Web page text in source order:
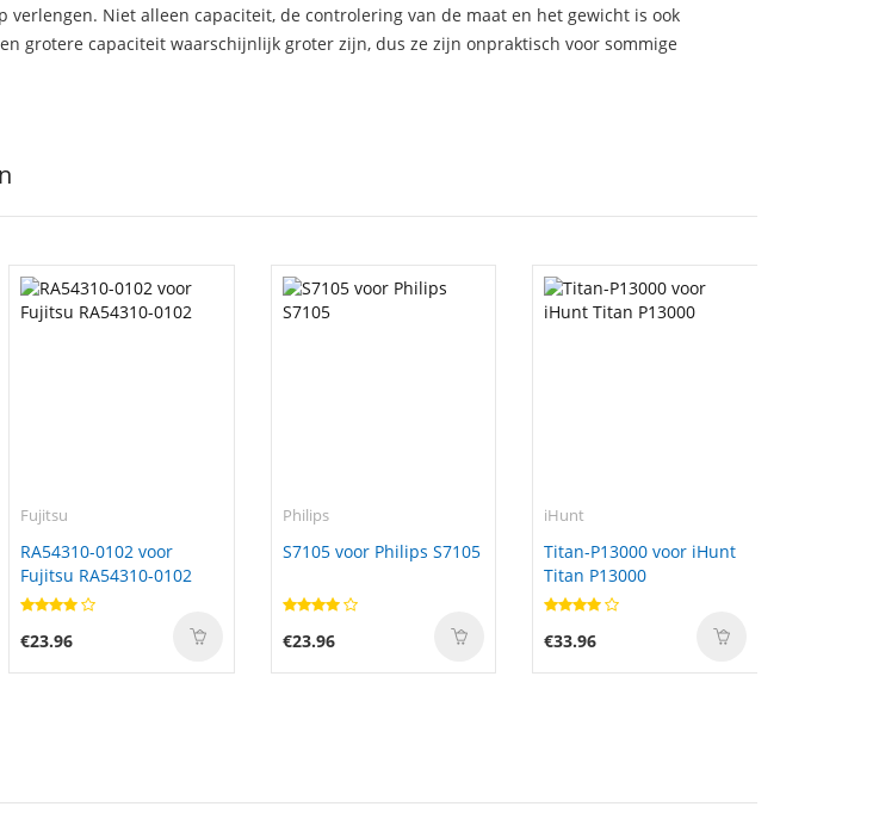
Niet alleen capaciteit, de controlering van de maat en het gewicht is ook
grotere capaciteit waarschijnlijk groter zijn, dus ze zijn onpraktisch voor sommige
Fujitsu
RA54310-0102 voor
Fujitsu RA54310-0102
€23.96
Philips
S7105 voor Philips S7105
€23.96
iHunt
Titan-P13000 voor iHunt
Titan P13000
€33.96